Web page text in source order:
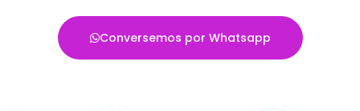
Conversemos por Whatsapp